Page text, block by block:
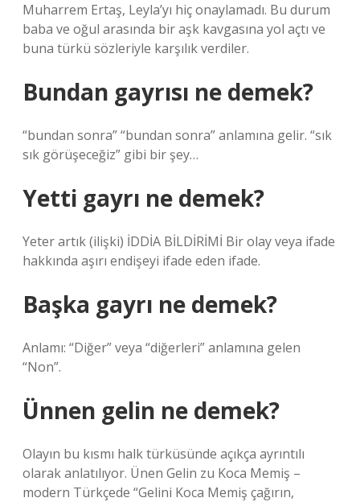
Muharrem Ertaş, Leyla’yı hiç onaylamadı. Bu durum
baba ve oğul arasında bir aşk kavgasına yol açtı ve
buna türkü sözleriyle karşılık verdiler.
Bundan gayrısı ne demek?
“bundan sonra” “bundan sonra” anlamına gelir. “sık
sık görüşeceğiz” gibi bir şey…
Yetti gayrı ne demek?
Yeter artık (ilişki) İDDİA BİLDİRİMİ Bir olay veya ifade
hakkında aşırı endişeyi ifade eden ifade.
Başka gayrı ne demek?
Anlamı: “Diğer” veya “diğerleri” anlamına gelen
“Non”.
Ünnen gelin ne demek?
Olayın bu kısmı halk türküsünde açıkça ayrıntılı
olarak anlatılıyor. Ünen Gelin zu Koca Memiş –
modern Türkçede “Gelini Koca Memiş çağırın,